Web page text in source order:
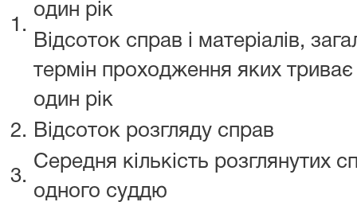
1.
один рік
Відсоток справ і матеріалів,
термін проходження яких
один рік
2. Відсоток розгляду справ
3.
Середня кількість розглянутих
одного суддю